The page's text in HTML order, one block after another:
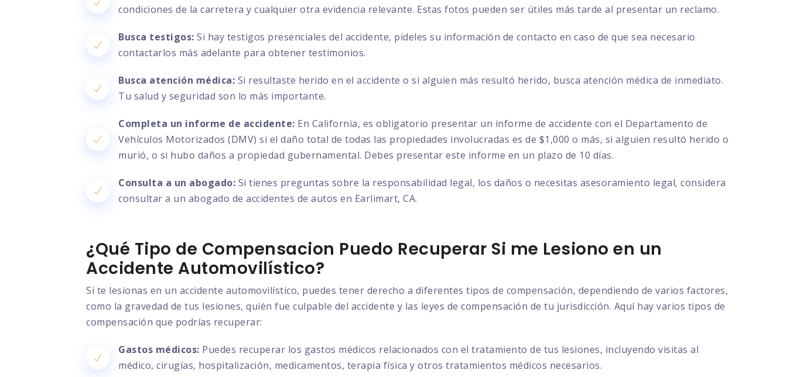
condiciones de la carretera y cualquier otra evidencia relevante. Estas fotos pueden ser útiles más tarde al presentar un reclamo.
Busca testigos: Si hay testigos presenciales del accidente, pídeles su información de contacto en caso de que sea necesario
contactarlos más adelante para obtener testimonios.
Busca atención médica: Si resultaste herido en el accidente o si alguien más resultó herido, busca atención médica de inmediato.
Tu salud y seguridad son lo más importante.
Completa un informe de accidente: En California, es obligatorio presentar un informe de accidente con el Departamento de
Vehículos Motorizados (DMV) si el daño total de todas las propiedades involucradas es de $1,000 o más, si alguien resultó herido o
murió, o si hubo daños a propiedad gubernamental. Debes presentar este informe en un plazo de 10 días.
Consulta a un abogado: Si tienes preguntas sobre la responsabilidad legal, los daños o necesitas asesoramiento legal, considera
consultar a un abogado de accidentes de autos en Earlimart, CA.
¿Qué Tipo de Compensacion Puedo Recuperar Si me Lesiono en un
Accidente Automovilístico?
Si te lesionas en un accidente automovilístico, puedes tener derecho a diferentes tipos de compensación, dependiendo de varios factores,
como la gravedad de tus lesiones, quién fue culpable del accidente y las leyes de compensación de tu jurisdicción. Aquí hay varios tipos de
compensación que podrías recuperar:
Gastos médicos: Puedes recuperar los gastos médicos relacionados con el tratamiento de tus lesiones, incluyendo visitas al
médico, cirugías, hospitalización, medicamentos, terapia física y otros tratamientos médicos necesarios.